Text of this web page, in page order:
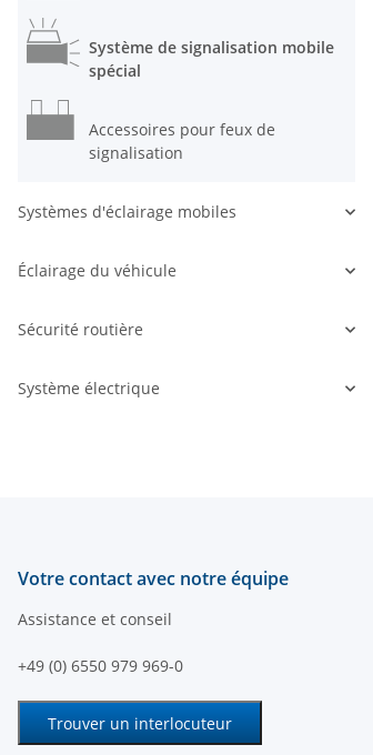
Système de signalisation mobile
spécial
Accessoires pour feux de
signalisation
Systèmes d'éclairage mobiles
Éclairage du véhicule
Sécurité routière
Système électrique
Votre contact avec notre équipe
Assistance et conseil
+49 (0) 6550 979 969-0
Trouver un interlocuteur